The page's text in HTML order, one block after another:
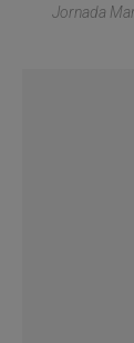
Jornada